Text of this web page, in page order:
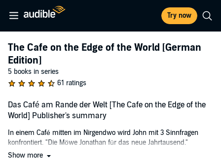
Try now
The Cafe on the Edge of the World [German
Edition]
5 books in series
61 ratings
Das Café am Rande der Welt [The Cafe on the Edge of the
World] Publisher's summary
In einem Café mitten im Nirgendwo wird John mit 3 Sinnfragen
konfrontiert. "Die Möwe Jonathan für das neue Jahrtausend."
Ein kleines Café mitten im Nirgendwo wird zum Wendepunkt im
Show more